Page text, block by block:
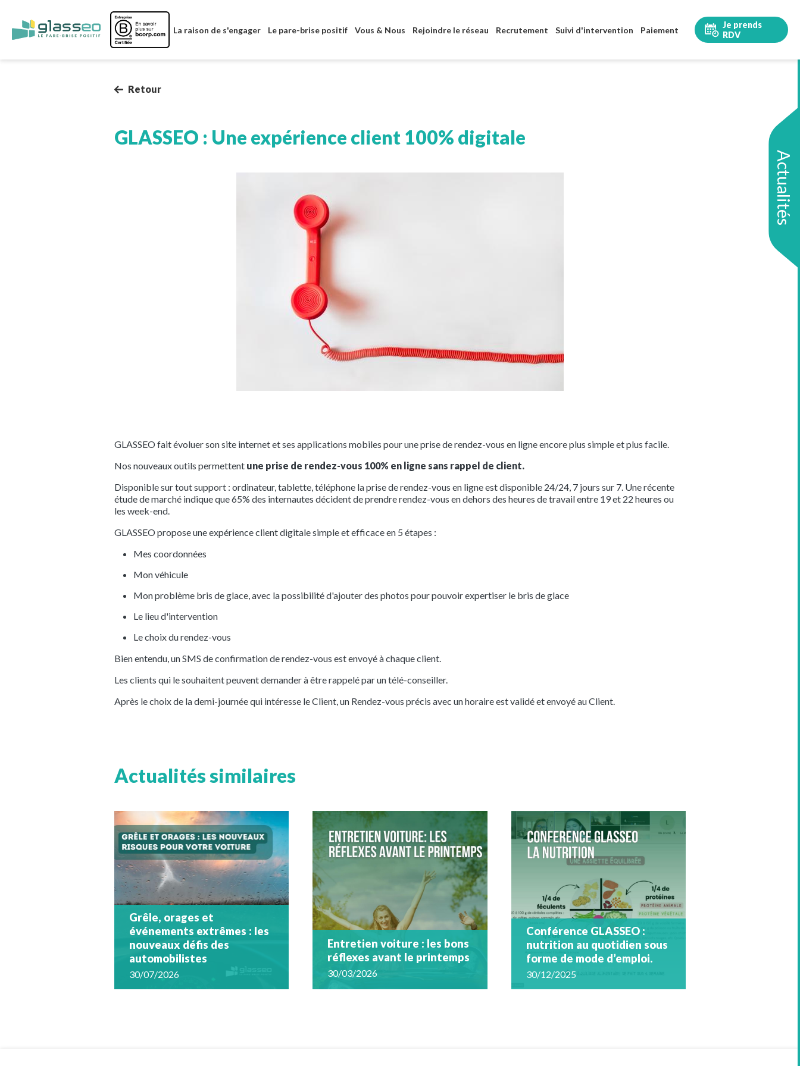
Image
La raison de s'engager Le pare-brise positif Vous & Nous Rejoindre le réseau Recrutement Suivi d'intervention Paiement
Je prends
RDV
Actualités
Retour
GLASSEO : Une expérience client 100% digitale
GLASSEO fait évoluer son site internet et ses applications mobiles pour une prise de rendez-vous en ligne encore plus simple et plus facile.
Nos nouveaux outils permettent une prise de rendez-vous 100% en ligne sans rappel de client.
Disponible sur tout support : ordinateur, tablette, téléphone la prise de rendez-vous en ligne est disponible 24/24, 7 jours sur 7. Une récente
étude de marché indique que 65% des internautes décident de prendre rendez-vous en dehors des heures de travail entre 19 et 22 heures ou
les week-end.
GLASSEO propose une expérience client digitale simple et efficace en 5 étapes :
Mes coordonnées
Mon véhicule
Mon problème bris de glace, avec la possibilité d'ajouter des photos pour pouvoir expertiser le bris de glace
Le lieu d'intervention
Le choix du rendez-vous
Bien entendu, un SMS de confirmation de rendez-vous est envoyé à chaque client.
Les clients qui le souhaitent peuvent demander à être rappelé par un télé-conseiller.
Après le choix de la demi-journée qui intéresse le Client, un Rendez-vous précis avec un horaire est validé et envoyé au Client.
Actualités similaires
Grêle, orages et
événements extrêmes : les
nouveaux défis des
automobilistes
30/07/2026
Entretien voiture : les bons
réflexes avant le printemps
30/03/2026
Conférence GLASSEO :
nutrition au quotidien sous
forme de mode d’emploi.
30/12/2025